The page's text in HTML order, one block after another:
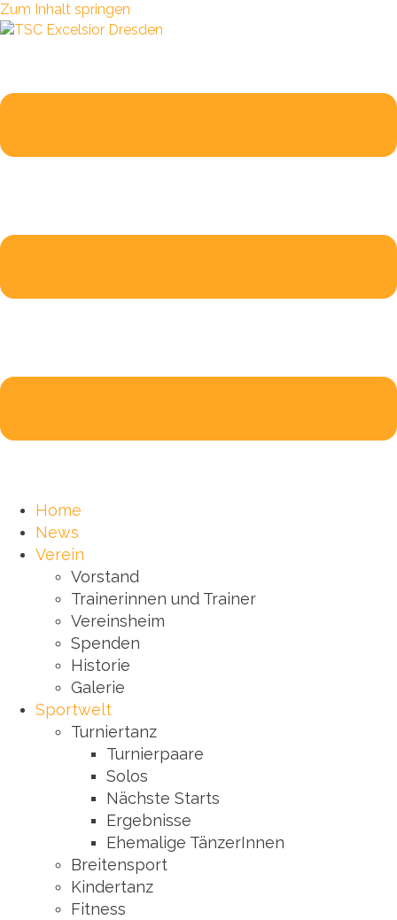
Zum Inhalt springen
Home
News
Verein
Vorstand
Trainerinnen und Trainer
Vereinsheim
Spenden
Historie
Galerie
Sportwelt
Turniertanz
Turnierpaare
Solos
Nächste Starts
Ergebnisse
Ehemalige TänzerInnen
Breitensport
Kindertanz
Fitness